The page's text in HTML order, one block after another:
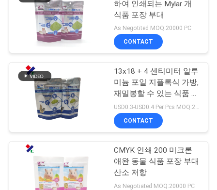
관
락
식품 포장 필름 롤
72
지퍼 주머니를 위로
서 있으십시오
83
하여 인쇄되는 Mylar 개
식품 포장 부대
As Negotited MOQ:20000 PC
CONTACT
13x18 + 4 센티미터 알루
미늄 포일 지플록식 가방,
재밀봉할 수 있는 식품 등
급 팁은 60 마이크론을
자루에 넣습니다
USD0.3-USD0.4 Per Pcs MOQ:20000 PC
CONTACT
CMYK 인쇄 200 미크론
애완 동물 식품 포장 부대
산소 저항
As Negotiated MOQ:20000 PC